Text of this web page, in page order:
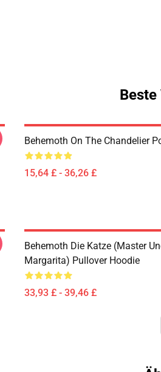
Behemoth On The Chandelier
15,64 £ - 36,26 £
Behemoth Die Katze (Master
Margarita) Pullover Hoodie
33,93 £ - 39,46 £